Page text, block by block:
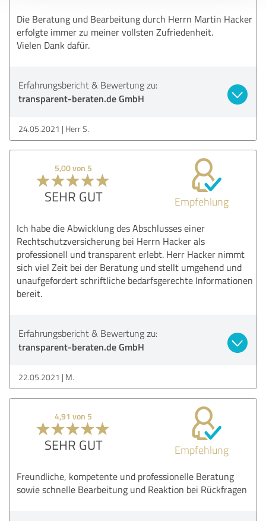
Die Beratung und Bearbeitung durch Herrn Martin Hacker
erfolgte immer zu meiner vollsten Zufriedenheit.
Vielen Dank dafür.
Erfahrungsbericht & Bewertung zu:
transparent-beraten.de GmbH
24.05.2021 Herr S.
5,00 von 5
SEHR GUT Empfehlung
Ich habe die Abwicklung des Abschlusses einer
Rechtschutzversicherung bei Herrn Hacker als
professionell und transparent erlebt. Herr Hacker nimmt
sich viel Zeit bei der Beratung und stellt umgehend und
unaufgefordert schriftliche bedarfsgerechte Informationen
bereit.
Erfahrungsbericht & Bewertung zu:
transparent-beraten.de GmbH
22.05.2021 M.
4,91 von 5
SEHR GUT Empfehlung
Freundliche, kompetente und professionelle Beratung
sowie schnelle Bearbeitung und Reaktion bei Rückfragen